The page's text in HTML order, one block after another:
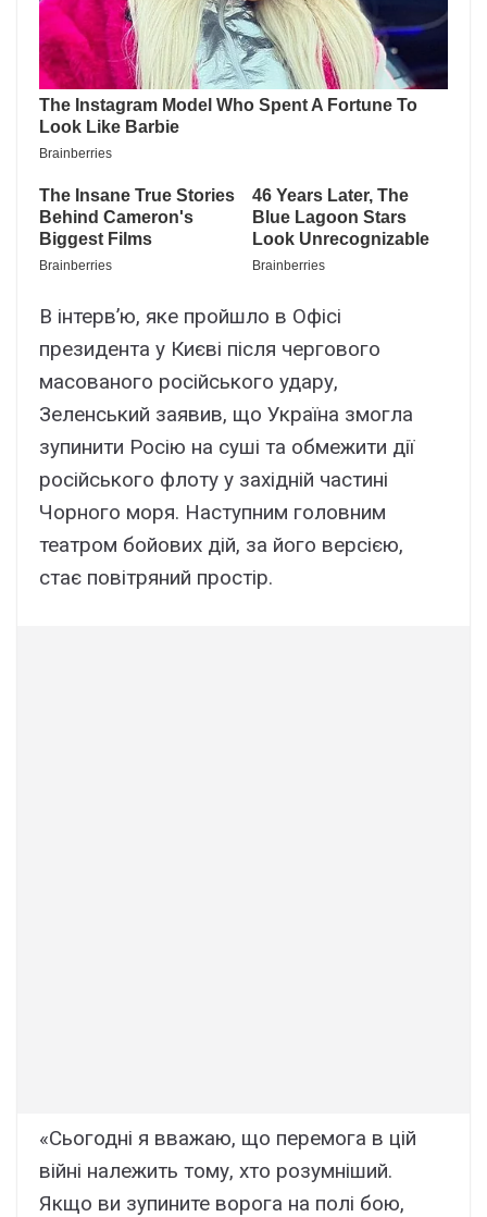
В інтерв’ю, яке пройшло в Офісі
президента у Києві після чергового
масованого російського удару,
Зеленський заявив, що Україна змогла
зупинити Росію на суші та обмежити дії
російського флоту у західній частині
Чорного моря. Наступним головним
театром бойових дій, за його версією,
стає повітряний простір.
«Сьогодні я вважаю, що перемога в цій
війні належить тому, хто розумніший.
Якщо ви зупините ворога на полі бою,